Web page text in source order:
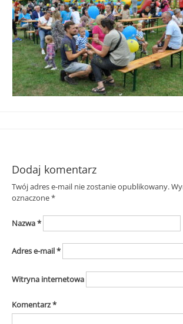
Śląska
Dodaj komentarz
Twój adres e-mail nie zostanie opublikowany.
oznaczone*
Nazwa*
Adres e-mail*
Witryna internetowa
Komentarz*